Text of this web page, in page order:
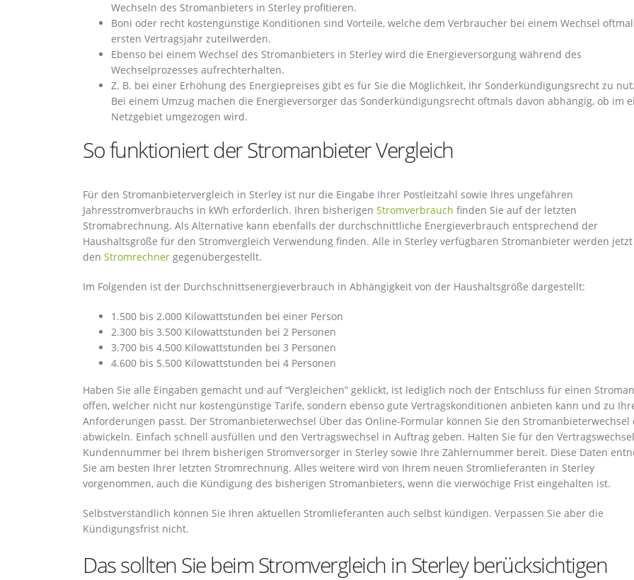
Wechseln des Stromanbieters in Sterley profitieren.
Boni oder recht kostengünstige Konditionen sind Vorteile, welche dem Verbraucher bei einem Wechsel
ersten Vertragsjahr zuteilwerden.
Ebenso bei einem Wechsel des Stromanbieters in Sterley wird die Energieversorgung während des
Wechselprozesses aufrechterhalten.
Z. B. bei einer Erhöhung des Energiepreises gibt es für Sie die Möglichkeit, Ihr Sonderkündigungsrecht zu
Bei einem Umzug machen die Energieversorger das Sonderkündigungsrecht oftmals davon abhängig, ob im
Netzgebiet umgezogen wird.
So funktioniert der Stromanbieter Vergleich
Für den Stromanbietervergleich in Sterley ist nur die Eingabe Ihrer Postleitzahl sowie Ihres ungefähren
Jahresstromverbrauchs in kWh erforderlich. Ihren bisherigen Stromverbrauch finden Sie auf der letzten
Stromabrechnung. Als Alternative kann ebenfalls der durchschnittliche Energieverbrauch entsprechend der
Haushaltsgröße für den Stromvergleich Verwendung finden. Alle in Sterley verfügbaren Stromanbieter werden
den Stromrechner gegenübergestellt.
Im Folgenden ist der Durchschnittsenergieverbrauch in Abhängigkeit von der Haushaltsgröße dargestellt:
1.500 bis 2.000 Kilowattstunden bei einer Person
2.300 bis 3.500 Kilowattstunden bei 2 Personen
3.700 bis 4.500 Kilowattstunden bei 3 Personen
4.600 bis 5.500 Kilowattstunden bei 4 Personen
Haben Sie alle Eingaben gemacht und auf “Vergleichen” geklickt, ist lediglich noch der Entschluss für einen
offen, welcher nicht nur kostengünstige Tarife, sondern ebenso gute Vertragskonditionen anbieten kann und zu
Anforderungen passt. Der Stromanbieterwechsel Über das Online-Formular können Sie den Stromanbieterwechsel
abwickeln. Einfach schnell ausfüllen und den Vertragswechsel in Auftrag geben. Halten Sie für den
Kundennummer bei Ihrem bisherigen Stromversorger in Sterley sowie Ihre Zählernummer bereit. Diese Daten
Sie am besten Ihrer letzten Stromrechnung. Alles weitere wird von Ihrem neuen Stromlieferanten in Sterley
vorgenommen, auch die Kündigung des bisherigen Stromanbieters, wenn die vierwöchige Frist eingehalten ist.
Selbstverständlich können Sie Ihren aktuellen Stromlieferanten auch selbst kündigen. Verpassen Sie aber die
Kündigungsfrist nicht.
Das sollten Sie beim Stromvergleich in Sterley berücksichtigen